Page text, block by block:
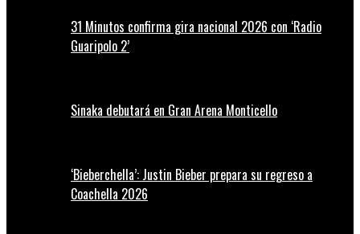
31 Minutos confirma gira nacional 2026 con ‘Radio
Guaripolo 2’
Sinaka debutará en Gran Arena Monticello
‘Bieberchella’: Justin Bieber prepara su regreso a
Coachella 2026